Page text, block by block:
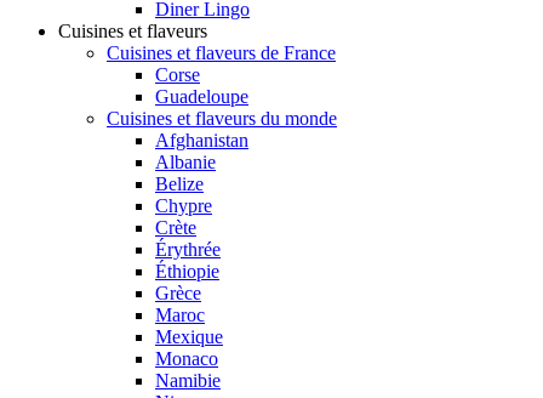
Diner Lingo
Cuisines et flaveurs
Cuisines et flaveurs de France
Corse
Guadeloupe
Cuisines et flaveurs du monde
Afghanistan
Albanie
Belize
Chypre
Crète
Érythrée
Éthiopie
Grèce
Maroc
Mexique
Monaco
Namibie